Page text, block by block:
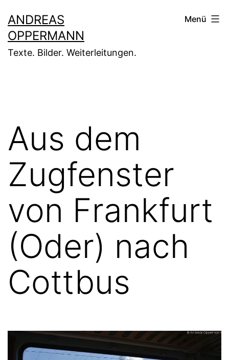
Inhalt
springen
ANDREAS
OPPERMANN
Texte. Bilder. Weiterleitungen.
Menü
Aus dem
Zugfenster
von Frankfurt
(Oder) nach
Cottbus